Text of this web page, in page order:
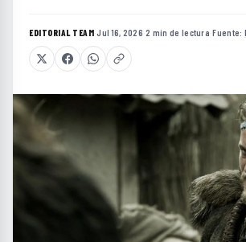
EDITORIAL TEAM·Jul 16, 2026·2 min de lectura·Fuente: